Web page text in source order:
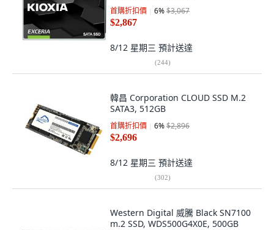
首購折扣價 6%$3,067
$2,867
8/12 星期三 預計送達
(244)
韓昌 Corporation CLOUD SSD M.2
SATA3, 512GB
首購折扣價 6%$2,896
$2,696
8/12 星期三 預計送達
(302)
Western Digital 威騰 Black SN7100
m.2 SSD, WDS500G4X0E, 500GB